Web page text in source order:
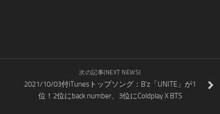
次の記事(NEXT NEWS)
2021/10/03付iTunesトップソング：B’z「UNITE」が1
位！2位にback number、3位にColdplay X BTS